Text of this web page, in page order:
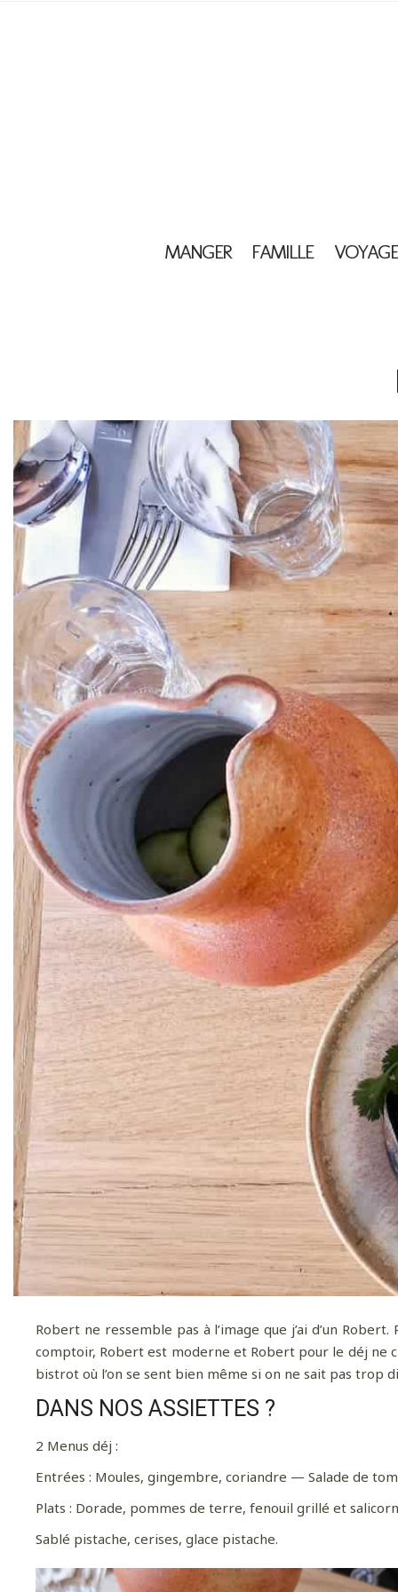
MANGER FAMILLE
Robert ne ressemble pas à l’image que j’ai d’un
comptoir, Robert est moderne et Robert pour le déj ne
bistrot où l’on se sent bien même si on ne sait pas trop
DANS NOS ASSIETTES ?
2 Menus déj :
Entrées : Moules, gingembre, coriandre — Salade de
Plats : Dorade, pommes de terre, fenouil grillé et
Sablé pistache, cerises, glace pistache.